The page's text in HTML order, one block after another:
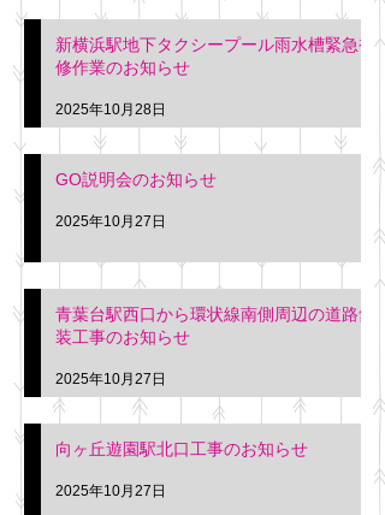
新横浜駅地下タクシープール雨水槽緊急補
修作業のお知らせ
2025年10月28日
GO説明会のお知らせ
2025年10月27日
青葉台駅西口から環状線南側周辺の道路舗
装工事のお知らせ
2025年10月27日
向ヶ丘遊園駅北口工事のお知らせ
2025年10月27日